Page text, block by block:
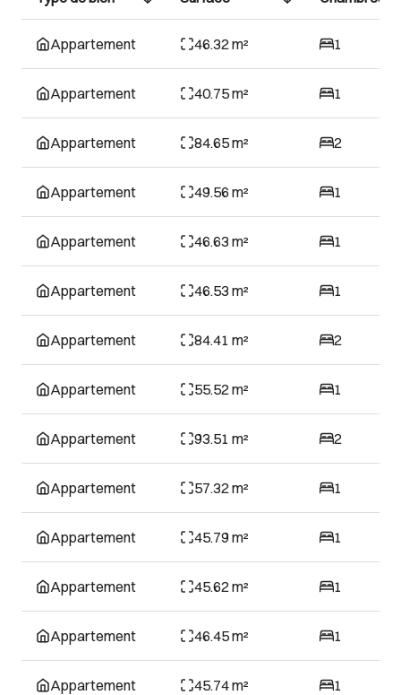
Appartement 46.32 m² 1
Appartement 40.75 m² 1
Appartement 84.65 m² 2
Appartement 49.56 m² 1
Appartement 46.63 m² 1
Appartement 46.53 m² 1
Appartement 84.41 m² 2
Appartement 55.52 m² 1
Appartement 93.51 m² 2
Appartement 57.32 m² 1
Appartement 45.79 m² 1
Appartement 45.62 m² 1
Appartement 46.45 m² 1
Appartement 45.74 m² 1